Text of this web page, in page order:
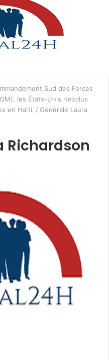
Sud des Forces
les États-Unis n’exclus
en Haïti. / Générale Laura
Richardson